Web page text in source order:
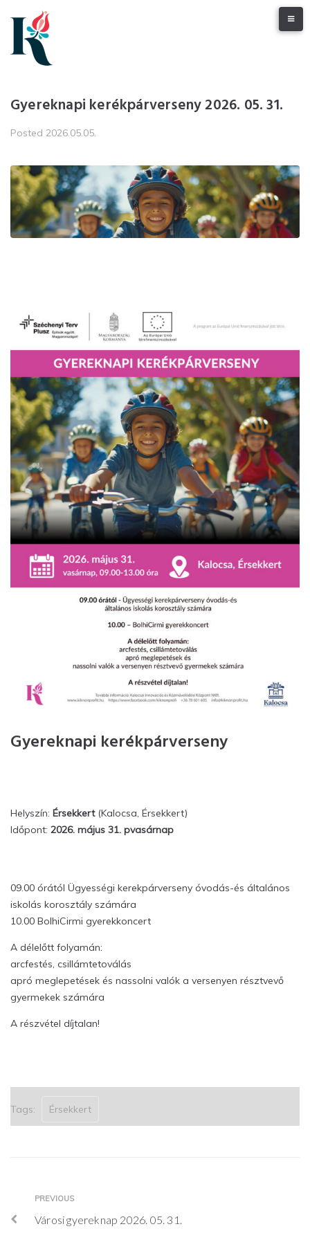
content
Gyereknapi kerékpárverseny 2026. 05. 31.
Posted 2026.05.05.
Gyereknapi kerékpárverseny
Helyszín: Érsekkert(Kalocsa, Érsekkert)
Időpont: 2026. május 31. pvasárnap
09.00 órától Ügyességi kerekpárverseny óvodás-és általános
iskolás korosztály számára
10.00 BolhiCirmi gyerekkoncert
A délelőtt folyamán:
arcfestés, csillámtetoválás
apró meglepetések és nassolni valók a versenyen résztvevő
gyermekek számára
A részvétel díjtalan!
Tags: Érsekkert
Bejegyzés
navigáció
Previous
PREVIOUS
Városi gyereknap 2026. 05. 31.